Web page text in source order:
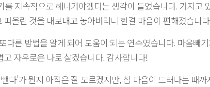
를 지속적으로 해나가야겠다는 생각이 들었습니다. 가지고
떠올린 것을 내보내고 놓아버리니 한결 마음이 편해졌습니
다른 방법을 알게 되어 도움이 되는 연수였습니다. 마음빼
고 자유로운 나로 살겠습니다. 감사합니다!
뺀다’가 뭔지 아직은 잘 모르겠지만, 참 마음이 드러나는 때